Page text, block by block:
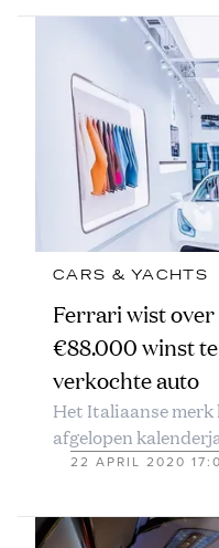
CARS & YACHTS
Ferrari wist
€88.000 winst
verkochte auto
Het Italiaanse merk
afgelopen
22 APRIL 2020